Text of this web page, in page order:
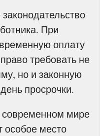
При
оплату
требовать не
но и законную
просрочки.
современном мире
место